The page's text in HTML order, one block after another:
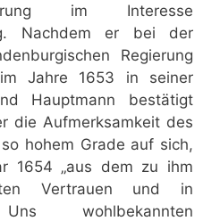
im Interesse
Nachdem er bei der
Regierung
Jahre 1653 in seiner
Hauptmann bestätigt
die Aufmerksamkeit des
hohem Grade auf sich,
1654 „aus dem zu ihm
Vertrauen und in
wohlbekannten